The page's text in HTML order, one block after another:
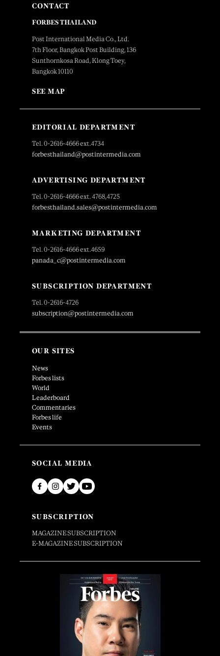
CONTACT
FORBES THAILAND
Post International Media Co., Ltd.
7th Floor, Bangkok Post Building, 136
Sunthornkosa Road, Klong Toey,
Bangkok 10110
SEE MAP
EDITORIAL DEPARTMENT
Tel. 0-2616-4666 ext.4734
forbesthailand@postintermedia.com
ADVERTISING DEPARTMENT
Tel. 0-2616-4666 ext. 4768,4725
forbesthailand.sales@postintermedia.com
MARKETING DEPARTMENT
Tel. 0-2616-4666 ext.4659
panada_c@postintermedia.com
SUBSCRIPTION DEPARTMENT
Tel. 0-2616-4726
subscription@postintermedia.com
OUR SITES
News
Forbes lists
World
Leaderboard
Commentaries
Forbes life
Events
SOCIAL MEDIA
SUBSCRIPTION
MAGAZINE SUBSCRIPTION
E-MAGAZINE SUBSCRIPTION